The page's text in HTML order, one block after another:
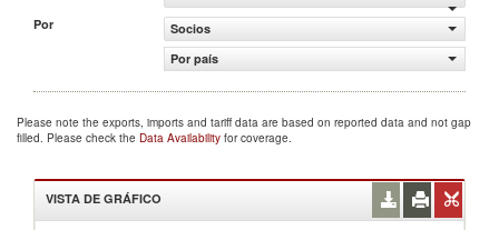
Por
Socios
Por país
Please note the exports, imports and tariff data are based on reported data and not gap
filled. Please check the Data Availability for coverage.
VISTA DE GRÁFICO